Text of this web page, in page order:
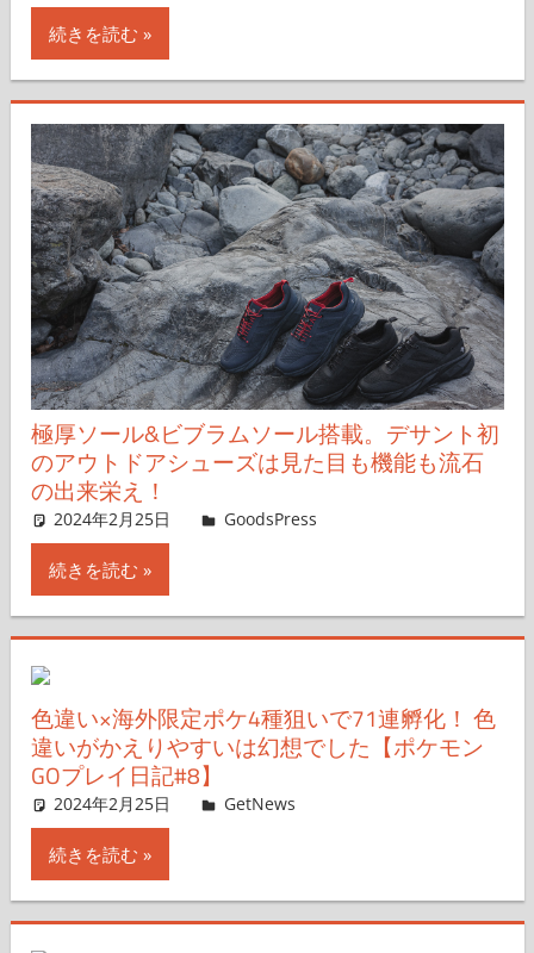
続きを読む
極厚ソール&ビブラムソール搭載。デサント初
のアウトドアシューズは見た目も機能も流石
の出来栄え！
2024年2月25日 ＆GP
GoodsPress
続きを読む
色違い×海外限定ポケ4種狙いで71連孵化！ 色
違いがかえりやすいは幻想でした【ポケモン
GOプレイ日記#8】
2024年2月25日 GetNews
続きを読む